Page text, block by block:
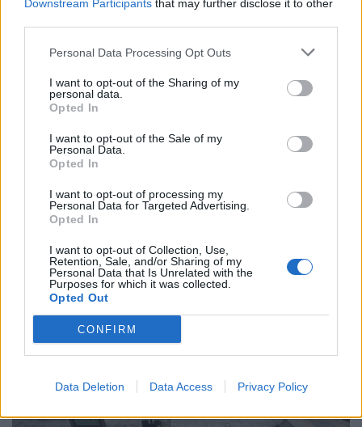
Downstream Participants that may further disclose it to other
Personal Data Processing Opt Outs
I want to opt-out of the Sharing of my
personal data.
Opted In
I want to opt-out of the Sale of my
Personal Data.
Opted In
I want to opt-out of processing my
Personal Data for Targeted Advertising.
Opted In
I want to opt-out of Collection, Use,
Retention, Sale, and/or Sharing of my
Personal Data that Is Unrelated with the
Purposes for which it was collected.
Opted Out
CONFIRM
Data Deletion Data Access Privacy Policy
Ώρα να μπερδευτούμε ξανά: Γυρίζουμε τα
ρολόγια μία ώρα πίσω γιατί… έτσι συνηθίσαμε
16.10.25
Την Κυριακή 26 Οκτωβρίου, στις 04:00 τα ξημερώματα, θα
ξαναζήσουμε το πιο παράλογο ευρωπαϊκό ραντεβού με τον
χρόνο: θα γυρίσουμε τα ρολόγια μας πίσω μία ώρα, για να
"εξοικονομήσουμε ενέργεια".